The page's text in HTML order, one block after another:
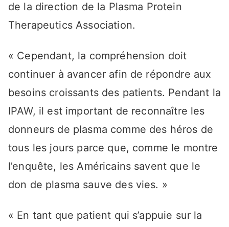
de la direction de la Plasma Protein
Therapeutics Association.
« Cependant, la compréhension doit
continuer à avancer afin de répondre aux
besoins croissants des patients. Pendant la
IPAW, il est important de reconnaître les
donneurs de plasma comme des héros de
tous les jours parce que, comme le montre
l’enquête, les Américains savent que le
don de plasma sauve des vies. »
« En tant que patient qui s’appuie sur la